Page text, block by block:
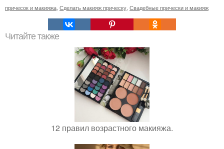
причесок и макияжа Сделать макияж прическу Свадебные прически и макияж
Читайте также
12 правил возрастного макияжа.